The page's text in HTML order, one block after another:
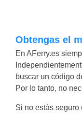
Obtengas el
En AFerry.es
buscar un código
Por lo tanto, no
Si no estás